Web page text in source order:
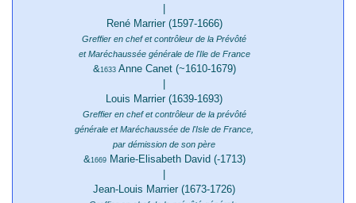
René Marrier (1597-1666)
Greffier en chef et contrôleur de la Prévôté
et Maréchaussée générale de l'Ile de France
&1633Anne Canet (~1610-1679)
Louis Marrier (1639-1693)
Greffier en chef et contrôleur de la prévôté
générale et Maréchaussée de l'Isle de France,
par démission de son père
&1669Marie-Elisabeth David (-1713)
Jean-Louis Marrier (1673-1726)